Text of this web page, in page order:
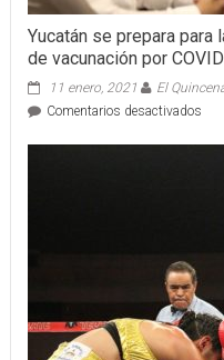
Yucatán se prepara para
de vacunación por
11 enero, 2021
El
Comentarios desactivadosen
se
de